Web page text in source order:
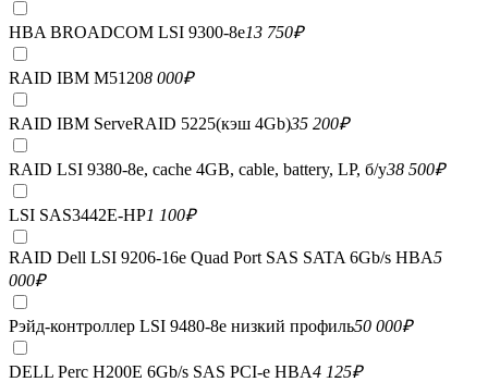
HBA BROADCOM LSI 9300-8e13 750₽
RAID IBM M51208 000₽
RAID IBM ServeRAID 5225(кэш 4Gb)35 200₽
RAID LSI 9380-8e, сache 4GB, cable, battery, LP, б/у38 500₽
LSI SAS3442E-HP1 100₽
RAID Dell LSI 9206-16e Quad Port SAS SATA 6Gb/s HBA5
000₽
Рэйд-контроллер LSI 9480-8e низкий профиль50 000₽
DELL Perc H200E 6Gb/s SAS PCI-e HBA4 125₽